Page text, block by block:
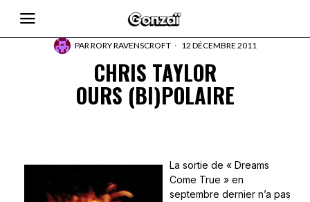
PARRORY RAVENSCROFT 12 DÉCEMBRE 2011
CHRIS TAYLOR
OURS (BI)POLAIRE
La sortie de « Dreams
Come True » en
septembre dernier n’a pas